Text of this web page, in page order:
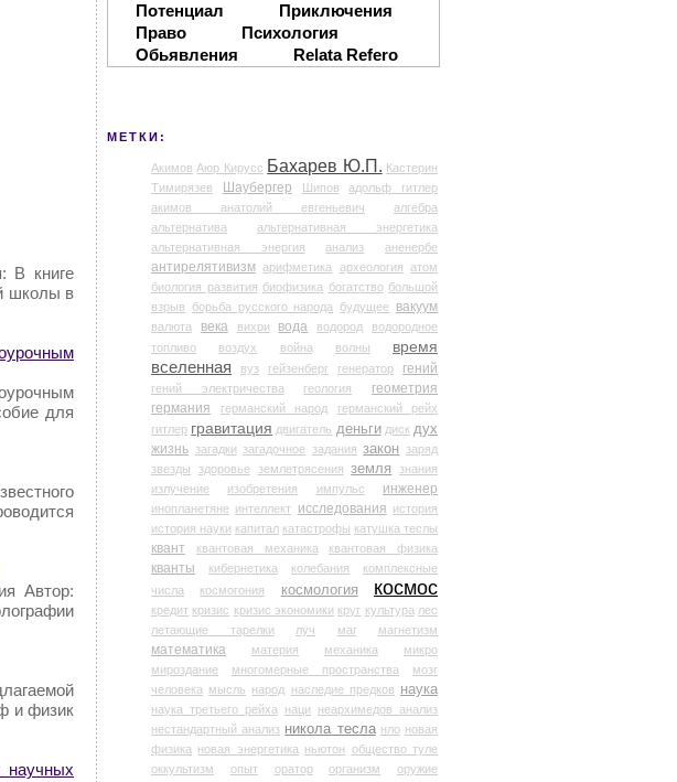
В книге
школы в
для
Автор:
и физик
научных
Потенциал
Приключения
Право
Психология
Обьявления
Relata Refero
МЕТКИ:
Акимов Аюр Кирусс Бахарев Ю.П. Кастерин
Тимирязев
Шаубергер Шипов
адольф гитлер
акимов анатолий евгеньевич
алгебра
альтернатива
альтернативная энергетика
альтернативная энергия
анализ аненербе
антирелятивизм арифметика археология атом
биология развития биофизика богатство большой
взрыв
борьба русского народа будущее вакуум
валюта века вихри вода водород
водородное
топливо
воздух война волны
время
вселенная
вуз гейзенберг генератор гений
гений электричества геология
геометрия
германия
германский народ
германский рейх
гитлер гравитация двигатель деньги диск дух
жизнь загадки загадочное задания закон заряд
звезды
здоровье землетрясения земля
знания
излучение
изобретения импульс инженер
инопланетяне интеллект исследования история
история науки капитал катастрофы катушка теслы
квант квантовая механика квантовая физика
кванты кибернетика колебания
комплексные
числа
космогония космология космос
кредит кризис кризис экономики круг культура лес
летающие тарелки
луч маг магнетизм
математика материя механика
микро
мироздание
многомерные пространства
мозг
человека мысль народ наследие предков наука
наука третьего рейха наци
неархимедов анализ
нестандартный анализ никола тесла нло новая
физика новая энергетика ньютон общество туле
оккультизм
опыт оратор организм
оружие